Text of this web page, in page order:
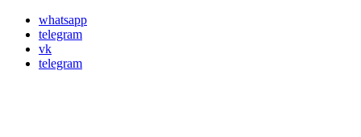
whatsapp
telegram
vk
telegram